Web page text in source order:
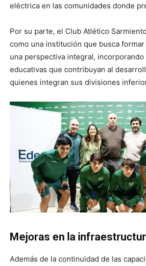
eléctrica en las comunidades donde
Por su parte, el Club Atlético
como una institución que busca
una perspectiva integral,
educativas que contribuyan al
quienes integran sus divisiones
Mejoras en la
Además de la continuidad de las